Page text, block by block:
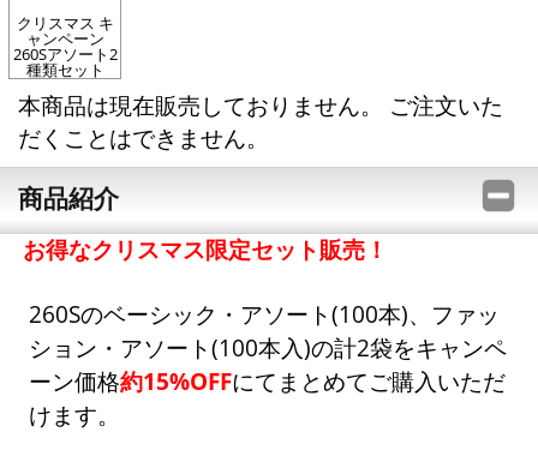
クリスマス キ
ャンペーン
260Sアソート2
種類セット
本商品は現在販売しておりません。 ご注文いた
だくことはできません。
商品紹介
お得なクリスマス限定セット販売！
260Sのベーシック・アソート(100本)、ファッ
ション・アソート(100本入)の計2袋をキャンペ
ーン価格約15%OFFにてまとめてご購入いただ
けます。